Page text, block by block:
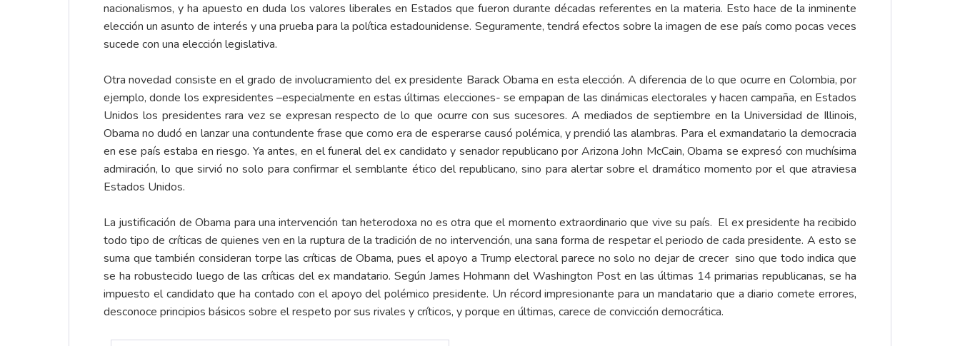
nacionalismos, y ha apuesto en duda los valores liberales en Estados que fueron durante décadas referentes en la materia. Esto hace de la inminente
elección un asunto de interés y una prueba para la política estadounidense. Seguramente, tendrá efectos sobre la imagen de ese país como pocas veces
sucede con una elección legislativa.
Otra novedad consiste en el grado de involucramiento del ex presidente Barack Obama en esta elección. A diferencia de lo que ocurre en Colombia, por
ejemplo, donde los expresidentes –especialmente en estas últimas elecciones- se empapan de las dinámicas electorales y hacen campaña, en Estados
Unidos los presidentes rara vez se expresan respecto de lo que ocurre con sus sucesores. A mediados de septiembre en la Universidad de Illinois,
Obama no dudó en lanzar una contundente frase que como era de esperarse causó polémica, y prendió las alambras. Para el exmandatario la democracia
en ese país estaba en riesgo. Ya antes, en el funeral del ex candidato y senador republicano por Arizona John McCain, Obama se expresó con muchísima
admiración, lo que sirvió no solo para confirmar el semblante ético del republicano, sino para alertar sobre el dramático momento por el que atraviesa
Estados Unidos.
La justificación de Obama para una intervención tan heterodoxa no es otra que el momento extraordinario que vive su país. El ex presidente ha recibido
todo tipo de críticas de quienes ven en la ruptura de la tradición de no intervención, una sana forma de respetar el periodo de cada presidente. A esto se
suma que también consideran torpe las críticas de Obama, pues el apoyo a Trump electoral parece no solo no dejar de crecer sino que todo indica que
se ha robustecido luego de las críticas del ex mandatario. Según James Hohmann del Washington Post en las últimas 14 primarias republicanas, se ha
impuesto el candidato que ha contado con el apoyo del polémico presidente. Un récord impresionante para un mandatario que a diario comete errores,
desconoce principios básicos sobre el respeto por sus rivales y críticos, y porque en últimas, carece de convicción democrática.